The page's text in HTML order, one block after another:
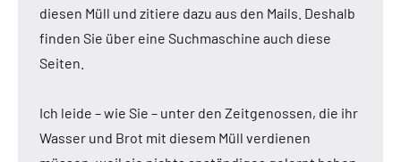
diesen Müll und zitiere dazu aus den Mails. Deshalb
finden Sie über eine Suchmaschine auch diese
Seiten.
Ich leide – wie Sie – unter den Zeitgenossen, die ihr
Wasser und Brot mit diesem Müll verdienen